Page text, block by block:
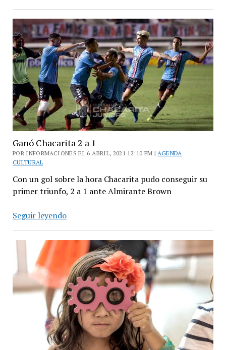
en
San
Martín
Ganó Chacarita 2 a 1
POR INFORMACIONES EL 6 ABRIL, 2021 12:10 PM |AGENDA
CULTURAL
Con un gol sobre la hora Chacarita pudo conseguir su
primer triunfo, 2 a 1 ante Almirante Brown
Seguir leyendoGanó
2
1